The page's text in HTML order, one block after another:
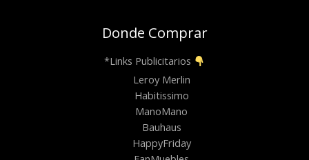
Donde Comprar
*Links Publicitarios
Leroy Merlin
Habitissimo
ManoMano
Bauhaus
HappyFriday